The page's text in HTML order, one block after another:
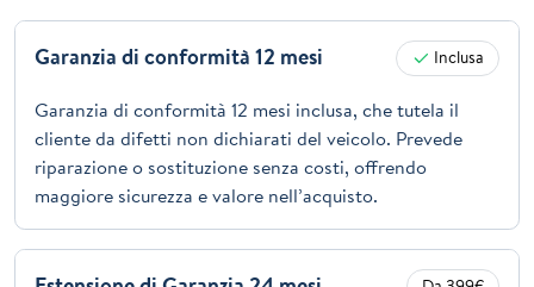
Garanzia di conformità 12 mesi Inclusa
Garanzia di conformità 12 mesi inclusa, che tutela il
cliente da difetti non dichiarati del veicolo. Prevede
riparazione o sostituzione senza costi, offrendo
maggiore sicurezza e valore nell’acquisto.